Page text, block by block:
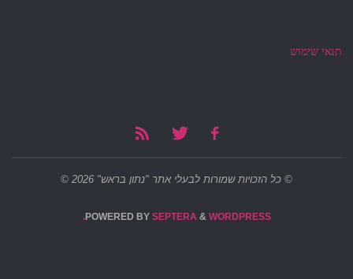
תנאי שימוש
© כל הזכויות שמורות לבעלי אתר "נתון בראש" 2026 ©
POWERED BYSEPTERA& WORDPRESS.